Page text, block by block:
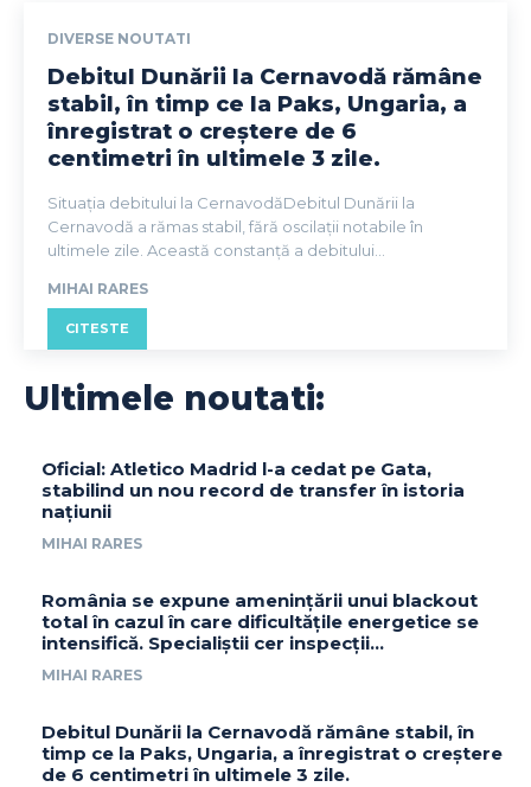
DIVERSE NOUTATI
Debitul Dunării la Cernavodă rămâne
stabil, în timp ce la Paks, Ungaria, a
înregistrat o creștere de 6
centimetri în ultimele 3 zile.
Situația debitului la CernavodăDebitul Dunării la
Cernavodă a rămas stabil, fără oscilații notabile în
ultimele zile. Această constanță a debitului...
MIHAI RARES
CITESTE
Ultimele noutati:
Oficial: Atletico Madrid l-a cedat pe Gata,
stabilind un nou record de transfer în istoria
națiunii
MIHAI RARES
România se expune amenințării unui blackout
total în cazul în care dificultățile energetice se
intensifică. Specialiștii cer inspecții…
MIHAI RARES
Debitul Dunării la Cernavodă rămâne stabil, în
timp ce la Paks, Ungaria, a înregistrat o creștere
de 6 centimetri în ultimele 3 zile.